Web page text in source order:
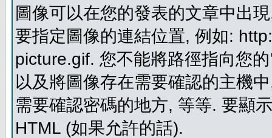
圖像可以在您的發表的文章中出
要指定圖像的連結位置, 例如:
picture.gif. 您不能將路徑指向您
以及將圖像存在需要確認的主機
需要確認密碼的地方, 等等. 要顯
HTML (如果允許的話).